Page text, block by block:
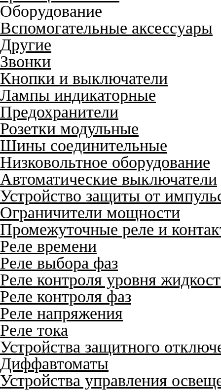
Оборудование
Вспомогательные аксессуары
Другие
Звонки
Кнопки и выключатели
Лампы индикаторные
Предохранители
Розетки модульные
Шины соединительные
Низковольтное оборудование
Автоматические выключатели
Устройство защиты от
Ограничители мощности
Промежуточные реле и
Реле времени
Реле выбора фаз
Реле контроля уровня
Реле контроля фаз
Реле напряжения
Реле тока
Устройства защитного
Диффавтоматы
Устройства управления